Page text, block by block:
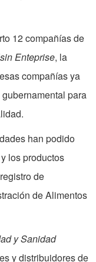
12 compañías de
Enteprise, la
compañías ya
para
han podido
los productos
de
de Alimentos
y Sanidad
y distribuidores de